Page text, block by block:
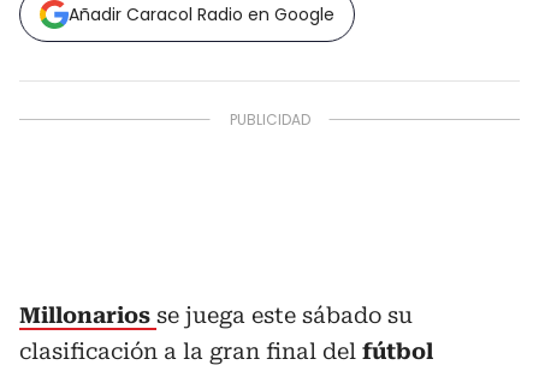
Añadir Caracol Radio en Google
Millonarios se juega este sábado su
clasificación a la gran final del fútbol